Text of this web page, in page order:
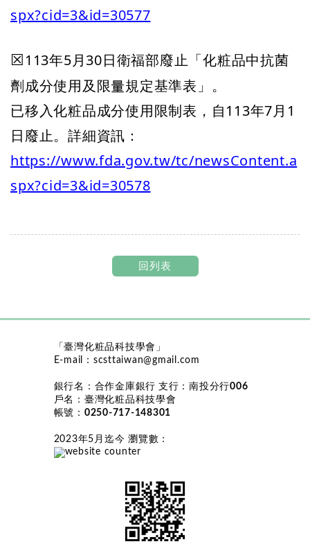
spx?cid=3&id=30577
☒ 113年5月30日衛福部廢止「化粧品中抗菌
劑成分使用及限量規定基準表」。
已移入化粧品成分使用限制表，自113年7月1
日廢止。 詳細資訊：
https://www.fda.gov.tw/tc/newsContent.a
spx?cid=3&id=30578
回列表
「臺灣化粧品科技學會」
E-mail： scsttaiwan@gmail.com
銀行名： 合作金庫銀行 支行： 南投分行006
戶名： 臺灣化粧品科技學會
帳號： 0250-717-148301
2023年5月迄今 瀏覽數 ：